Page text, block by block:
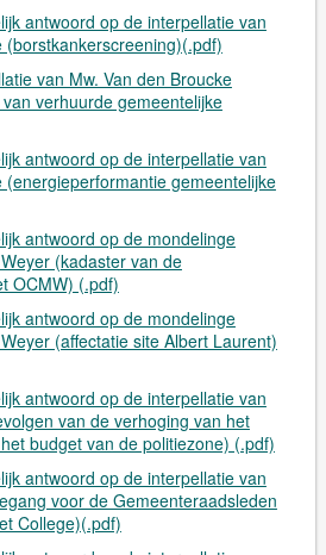
antwoord op de interpellatie van
(borstkankerscreening)(.pdf)
van Mw. Van den Broucke
verhuurde gemeentelijke
antwoord op de interpellatie van
(energieperformantie gemeentelijke
antwoord op de mondelinge
(kadaster van de
OCMW) (.pdf)
antwoord op de mondelinge
(affectatie site Albert Laurent)
antwoord op de interpellatie van
van de verhoging van het
budget van de politiezone) (.pdf)
antwoord op de interpellatie van
voor de Gemeenteraadsleden
College)(.pdf)